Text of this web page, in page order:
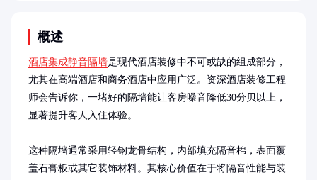
概述
酒店集成静音隔墙是现代酒店装修中不可或缺的组成部分，
尤其在高端酒店和商务酒店中应用广泛。资深酒店装修工程
师会告诉你，一堵好的隔墙能让客房噪音降低30分贝以上，
显著提升客人入住体验。
这种隔墙通常采用轻钢龙骨结构，内部填充隔音棉，表面覆
盖石膏板或其它装饰材料。其核心价值在于将隔音性能与装